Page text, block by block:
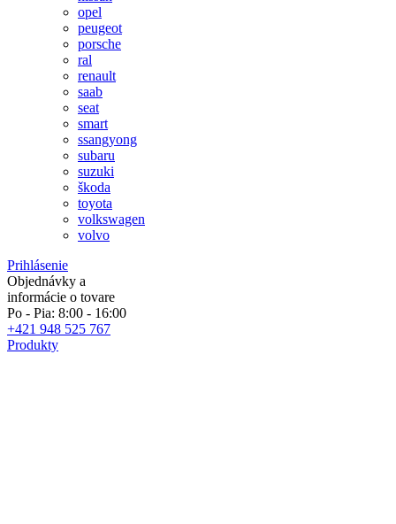
opel
peugeot
porsche
ral
renault
saab
seat
smart
ssangyong
subaru
suzuki
škoda
toyota
volkswagen
volvo
Prihlásenie
Objednávky a
informácie o tovare
Po - Pia: 8:00 - 16:00
+421 948 525 767
Produkty